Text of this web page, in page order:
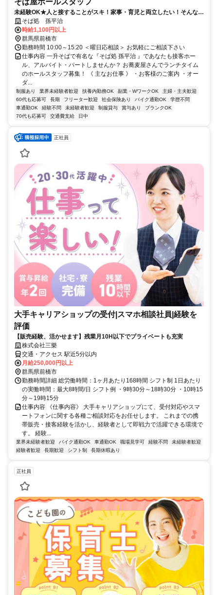
そば屋ホールスタッフ
未経験OK★人と接することがスキ！家事・育児と両立したい！そんな方
にピッタリ★ 中高年・シニアOK
そば処 孫平治
時給1,100円以上
群馬県前橋市
勤務時間 10:00～15:20 ＜曜日応相談＞ お気軽にご相談下さい
仕事内容 一升そばで有名な『そば処 孫平治 』であなたも接客ホー
ル、アルバイト・パートしませんか？ お蕎麦屋さんでランチタイム
のホールスタッフ募集！ 《 主なお仕事 》 ・お客様のご案内 ・オー
ダ...
制服あり 業界未経験者歓迎 扶養内勤務OK 副業・WワークOK
主婦・主夫歓迎
60代も応募可
長期 フリーター歓迎 社会保険あり バイク通勤OK
学歴不問
車通勤OK
経験不問 未経験者歓迎 制服貸与 賞与あり
ブランクOK
70代も応募可
交通費支給 日中
正社員
大手キャリアショップの受付|スマホ相談社員|経験を
評価
【販売経験、活かせます】残業月10H以下でプライベートも充実
株式会社三樂
交通・アクセス 駅近5分以内
月給250,000円以上
群馬県前橋市
勤務時間詳細 総労働時間：1ヶ月あたり168時間 シフト制 1日あたり
の実働時間：最大8時間/日 シフト例 ・9時30分～18時30分 ・10時15
分～19時15分
仕事内容 《仕事内容》 大手キャリアショップにて、受付対応やスマ
ートフォンに関する各種ご相談対応をお任せします。 これまでの携
帯販売・接客経験を活かし、経験者として即戦力で活躍できる環境で
す。 経験...
業界未経験者歓迎 バイク通勤OK 車通勤OK 職場見学可 経験不問
未経験者歓迎
経験者歓迎
長期歓迎 シフト制 長期休暇あり
正社員